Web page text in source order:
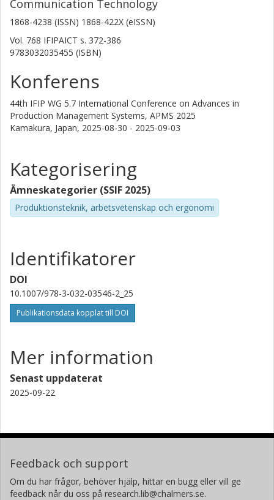
Communication Technology
1868-4238 (ISSN) 1868-422X (eISSN)
Vol. 768 IFIPAICT s. 372-386
9783032035455 (ISBN)
Konferens
44th IFIP WG 5.7 International Conference on Advances in
Production Management Systems, APMS 2025
Kamakura, Japan, 2025-08-30 - 2025-09-03
Kategorisering
Ämneskategorier (SSIF 2025)
Produktionsteknik, arbetsvetenskap och ergonomi
Identifikatorer
DOI
10.1007/978-3-032-03546-2_25
Publikationsdata kopplat till DOI
Mer information
Senast uppdaterat
2025-09-22
Feedback och support
Om du har frågor, behöver hjälp, hittar en bugg eller vill ge
feedback når du oss på research.lib@chalmers.se.